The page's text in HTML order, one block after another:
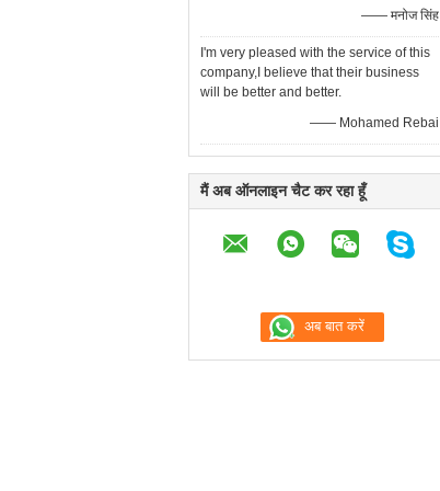
—— मनोज सिंह
I'm very pleased with the service of this
company,I believe that their business
will be better and better.
—— Mohamed Rebai
मैं अब ऑनलाइन चैट कर रहा हूँ